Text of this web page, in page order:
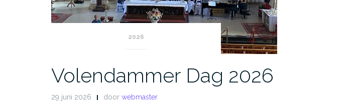
2026
Volendammer Dag 2026
29 juni 2026 door webmaster